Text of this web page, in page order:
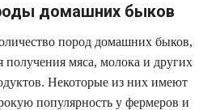
домашних быков
пород домашних быков,
получения мяса, молока и других
Некоторые из них имеют
популярность у фермеров и